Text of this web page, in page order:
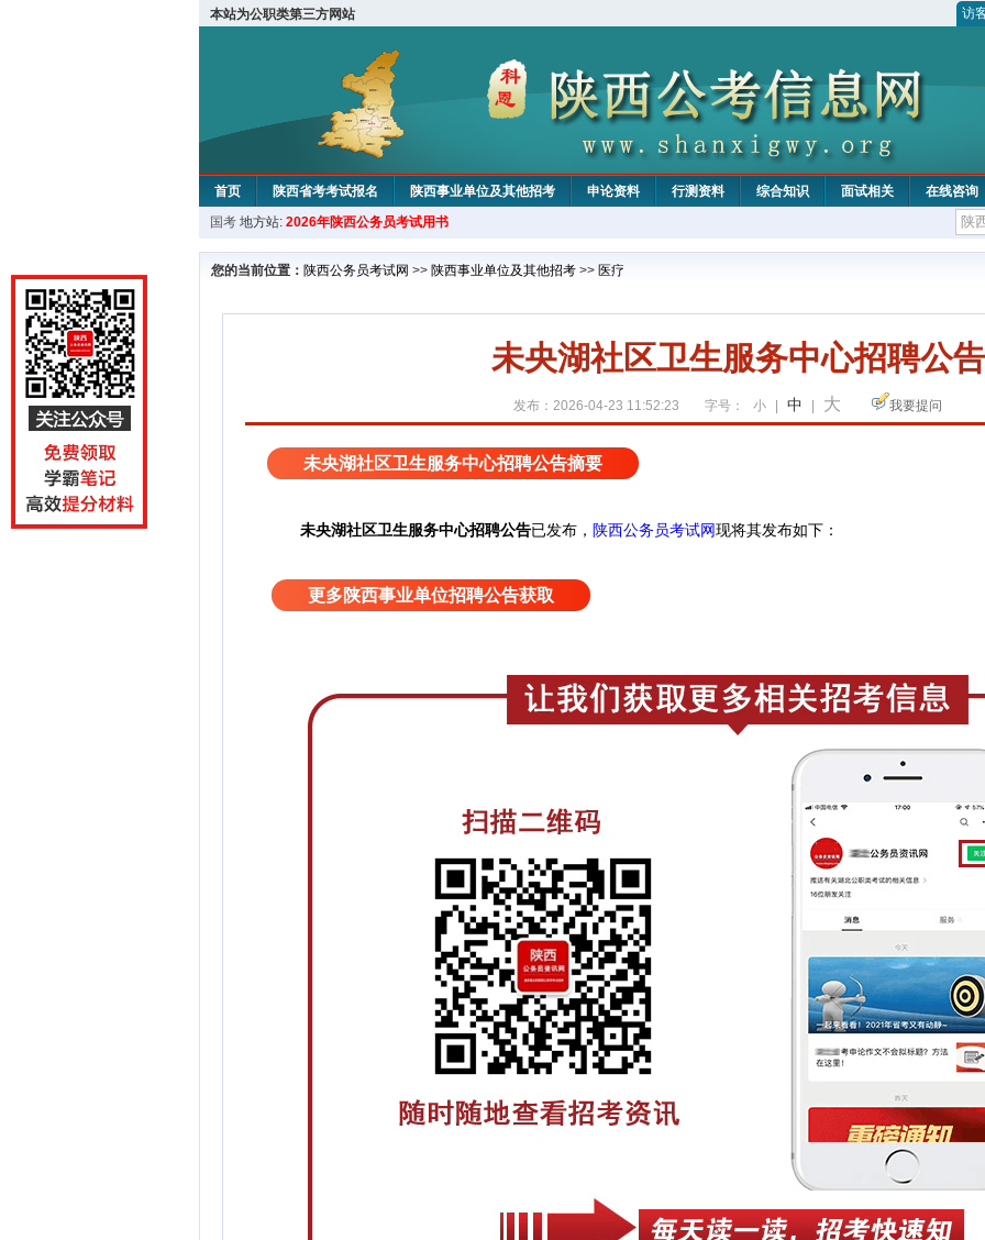
本站为公职类第三方网站 访
首页 陕西省考考试报名 陕西事业单位及其他招考 申论资料 行测资料 综合知识 面试相关
在线咨询
国考 地方站: 2026年陕西公务员考试用书
您的当前位置： 陕西公务员考试网 >> 陕西事业单位及其他招考 >> 医疗
未央湖社区卫生服务中心招聘公告
发布：2026-04-23 11:52:23 字号： 小 中 大 我要提问
未央湖社区卫生服务中心招聘公告摘要
未央湖社区卫生服务中心招聘公告已发布， 陕西公务员考试网现将其发布如下：
更多陕西事业单位招聘公告获取